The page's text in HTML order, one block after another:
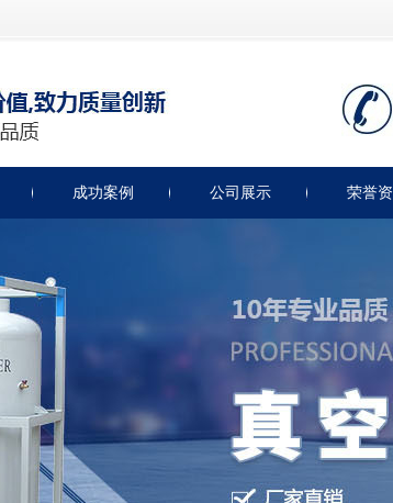
成功案例 公司展示 荣誉